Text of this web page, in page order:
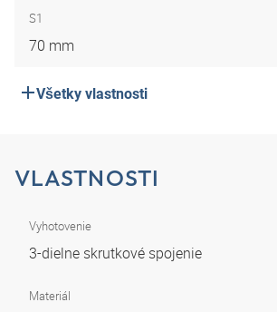
S1
70 mm
Všetky vlastnosti
VLASTNOSTI
Vyhotovenie
3-dielne skrutkové spojenie
Materiál